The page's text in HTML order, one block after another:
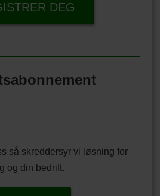
DEG
så skreddersyr vi løsning for
og din bedrift.